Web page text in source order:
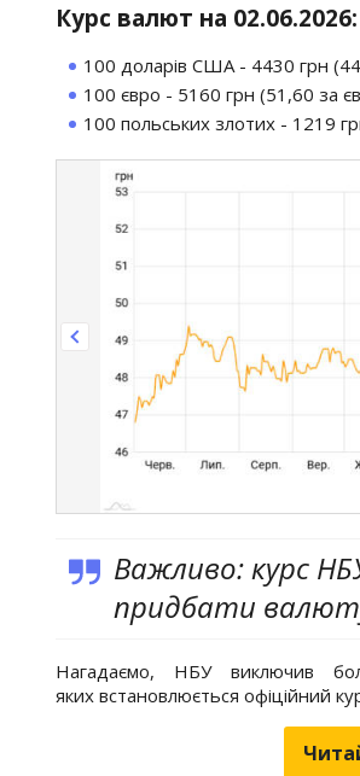
Курс валют на
100 доларів США - 4430 грн
100 євро - 5160 грн (51,60 за
100 польських злотих - 1219
Важливо: курс
придбати
Нагадаємо, НБУ виключив
яких встановлюється офіційний